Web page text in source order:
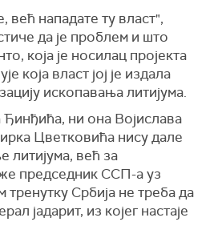
већ нападате ту власт",
да је проблем и што
која је носилац пројекта
која власт јој је издала
ископавања литијума.
ни она Војислава
Цветковића нису дале
литијума, већ за
председник ССП-а уз
тренутку Србија не треба да
јадарит, из којег настаје